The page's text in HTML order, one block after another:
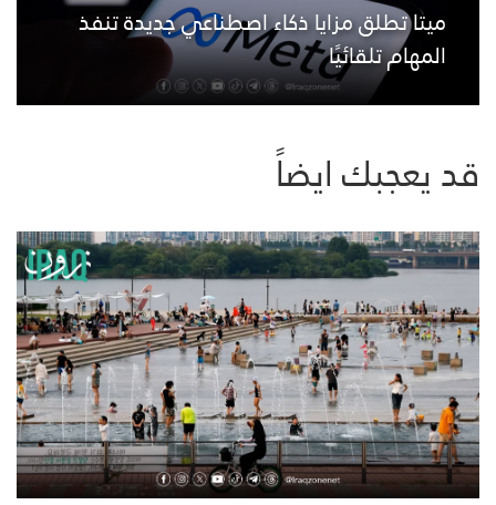
ميتا تطلق مزايا ذكاء اصطناعي جديدة تنفذ
المهام تلقائيًا
قد يعجبك ايضاً